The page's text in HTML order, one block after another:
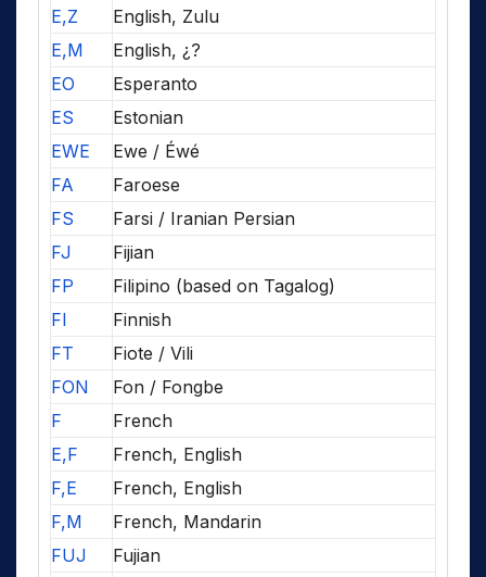
E,Z
English, Zulu
E,M
English, ¿?
EO
Esperanto
ES
Estonian
EWE
Ewe / Éwé
FA
Faroese
FS
Farsi / Iranian Persian
FJ
Fijian
FP
Filipino (based on Tagalog)
FI
Finnish
FT
Fiote / Vili
FON
Fon / Fongbe
F
French
E,F
French, English
F,E
French, English
F,M
French, Mandarin
FUJ
Fujian